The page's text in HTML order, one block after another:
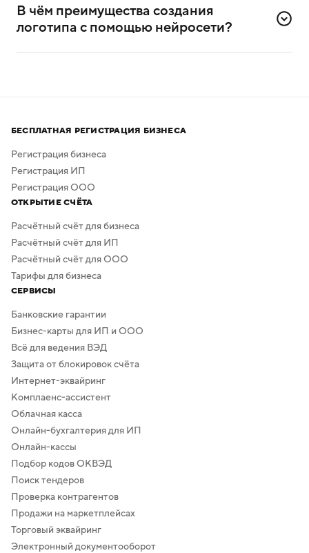
дизайнерского опыта. Он разработан специально для
самостоятельного создания логотипов.
В чём преимущества создания
логотипа с помощью нейросети?
а скачать результат можно бесплатно в высоком
качестве. Дополнительная обработка не нужна —
в сервисе предусмотрено скачивание логотипа без
фона.
БЕСПЛАТНАЯ РЕГИСТРАЦИЯ БИЗНЕСА
Регистрация бизнеса
Регистрация ИП
Регистрация ООО
ОТКРЫТИЕ СЧЁТА
Расчётный счёт для бизнеса
Расчётный счёт для ИП
Расчётный счёт для ООО
Тарифы для бизнеса
СЕРВИСЫ
Банковские гарантии
Бизнес-карты для ИП и ООО
Всё для ведения ВЭД
Защита от блокировок счёта
Интернет-эквайринг
Комплаенс-ассистент
Облачная касса
Онлайн-бухгалтерия для ИП
Онлайн-кассы
Подбор кодов ОКВЭД
Поиск тендеров
Проверка контрагентов
Продажи на маркетплейсах
Торговый эквайринг
Электронный документооборот